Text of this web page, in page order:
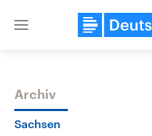
Close
Themen
Archiv
Sachsen